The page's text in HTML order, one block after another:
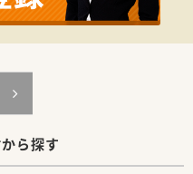
開しており、地域包括ケアシス
果たしています。
ンベンチを活用した高度な在宅
を受けており、患者様の健康な
制が整っています。
、これまでの調剤経験を十分に
いただきます。
ら探す